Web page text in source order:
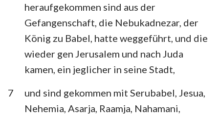
heraufgekommen sind aus der
Gefangenschaft, die Nebukadnezar, der
König zu Babel, hatte weggeführt, und die
wieder gen Jerusalem und nach Juda
kamen, ein jeglicher in seine Stadt,
7
und sind gekommen mit Serubabel, Jesua,
Nehemia, Asarja, Raamja, Nahamani,